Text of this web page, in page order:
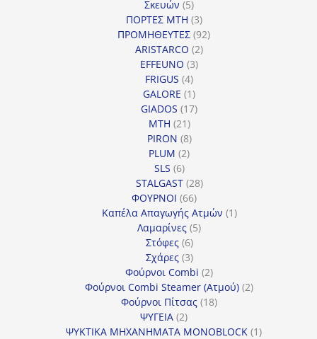
Σκευών 55
προϊόντα
ΠΟΡΤΕΣ MTH 33
προϊόντα
ΠΡΟΜΗΘΕΥΤΕΣ 9292
ARISTARCO 22
EFFEUNO 33
FRIGUS 44
προϊόντα
GALORE 11
προϊόν
GIADOS 1717
MTH 2121
προϊόντα
PIRON 88
προϊόντα
PLUM 22
SLS 66
προϊόντα
STALGAST 2828
ΦΟΥΡΝΟΙ 6666
προϊόντα
Καπέλα Απαγωγής Ατμών 11
Λαμαρίνες 55
Στόφες 66
προϊόντα
Σχάρες 33
προϊόντα
Φούρνοι Combi 22
προϊόντα
Φούρνοι Combi Steamer (Ατμού) 22
Φούρνοι Πίτσας 1818
ΨΥΓΕΙΑ 22
προϊόντα
ΨΥΚΤΙΚΑ ΜΗΧΑΝΗΜΑΤΑ MONOBLOCK 11